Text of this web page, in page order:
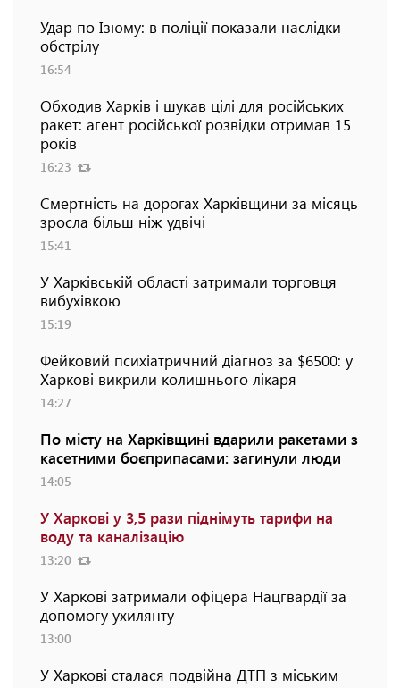
Удар по Ізюму: в поліції показали наслідки
обстрілу
16:54
Обходив Харків і шукав цілі для російських
ракет: агент російської розвідки отримав 15
років
16:23
Смертність на дорогах Харківщини за місяць
зросла більш ніж удвічі
15:41
У Харківській області затримали торговця
вибухівкою
15:19
Фейковий психіатричний діагноз за $6500: у
Харкові викрили колишнього лікаря
14:27
По місту на Харківщині вдарили ракетами з
касетними боєприпасами: загинули люди
14:05
У Харкові у 3,5 рази піднімуть тарифи на
воду та каналізацію
13:20
У Харкові затримали офіцера Нацгвардії за
допомогу ухилянту
13:00
У Харкові сталася подвійна ДТП з міським